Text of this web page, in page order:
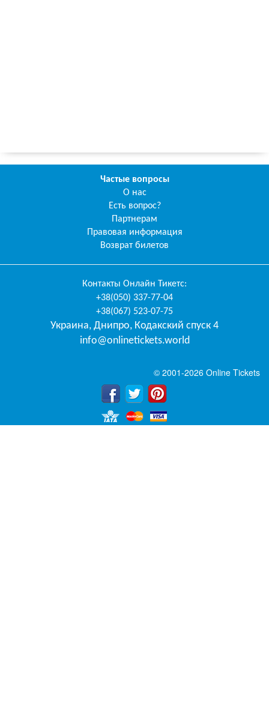
Частые вопросы
О нас
Есть вопрос?
Партнерам
Правовая информация
Возврат билетов
Контакты Онлайн Тикетс:
+38(050) 337-77-04
+38(067) 523-07-75
Украина, Днипро, Кодакский спуск 4
info@onlinetickets.world
© 2001-2026 Online Tickets